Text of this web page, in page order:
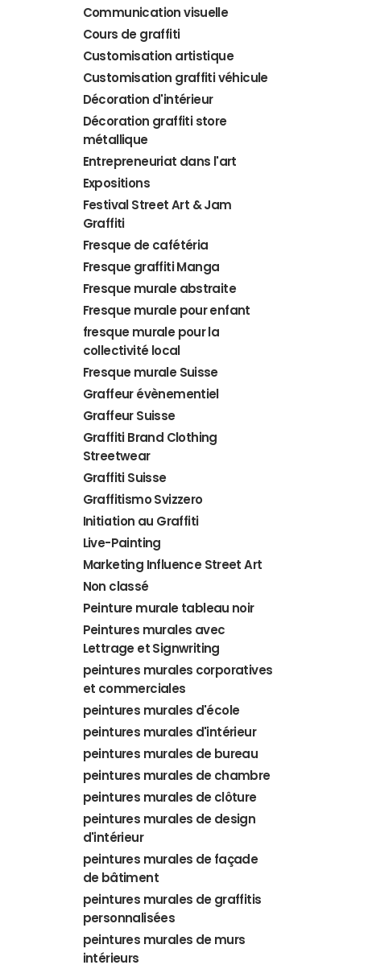
Communication visuelle
Cours de graffiti
Customisation artistique
Customisation graffiti véhicule
Décoration d'intérieur
Décoration graffiti store
métallique
Entrepreneuriat dans l'art
Expositions
Festival Street Art & Jam
Graffiti
Fresque de cafétéria
Fresque graffiti Manga
Fresque murale abstraite
Fresque murale pour enfant
fresque murale pour la
collectivité local
Fresque murale Suisse
Graffeur évènementiel
Graffeur Suisse
Graffiti Brand Clothing
Streetwear
Graffiti Suisse
Graffitismo Svizzero
Initiation au Graffiti
Live-Painting
Marketing Influence Street Art
Non classé
Peinture murale tableau noir
Peintures murales avec
Lettrage et Signwriting
peintures murales corporatives
et commerciales
peintures murales d'école
peintures murales d'intérieur
peintures murales de bureau
peintures murales de chambre
peintures murales de clôture
peintures murales de design
d'intérieur
peintures murales de façade
de bâtiment
peintures murales de graffitis
personnalisées
peintures murales de murs
intérieurs